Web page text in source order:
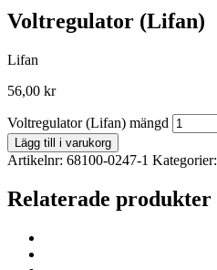
Voltregulator (Lifan)
Lifan
56,00 kr
Voltregulator (Lifan) mängd
Lägg till i varukorg
Artikelnr: 68100-0247-1 Kategorier:
Relaterade produkter